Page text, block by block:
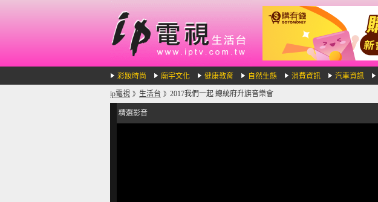
彩妝時尚 廟宇文化 健康教育 自然生態 消費資訊 汽車資訊
ip電視 》 生活台 》 2017我們一起 總統府升旗音樂會
精選影音